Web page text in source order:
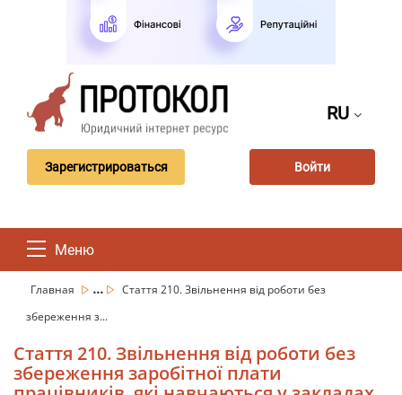
RU
Зарегистрироваться Войти
Меню
Главная ...
Стаття 210. Звільнення від роботи без
збереження з...
Стаття 210. Звільнення від роботи без
збереження заробітної плати